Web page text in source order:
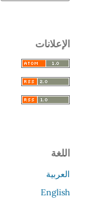
الإعلانات
اللغة
العربية
English